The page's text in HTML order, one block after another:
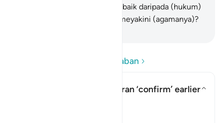
Baca Pertanyaan dan Jawaban
In what sense does the Quran ‘confirm’ earlier
(Hukum) siapakah yang lebih baik daripada (hukum)
Allah bagi orang-orang yang meyakini (agamanya)?